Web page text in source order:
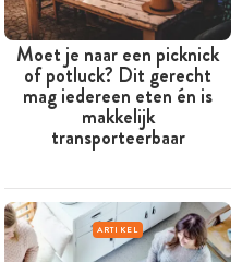
Moet je naar een picknick
of potluck? Dit gerecht
mag iedereen eten én is
makkelijk
transporteerbaar
ARTIKEL